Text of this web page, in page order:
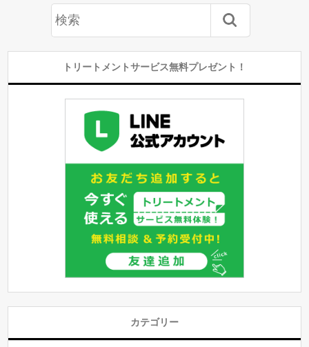
トリートメントサービス無料プレゼント！
カテゴリー